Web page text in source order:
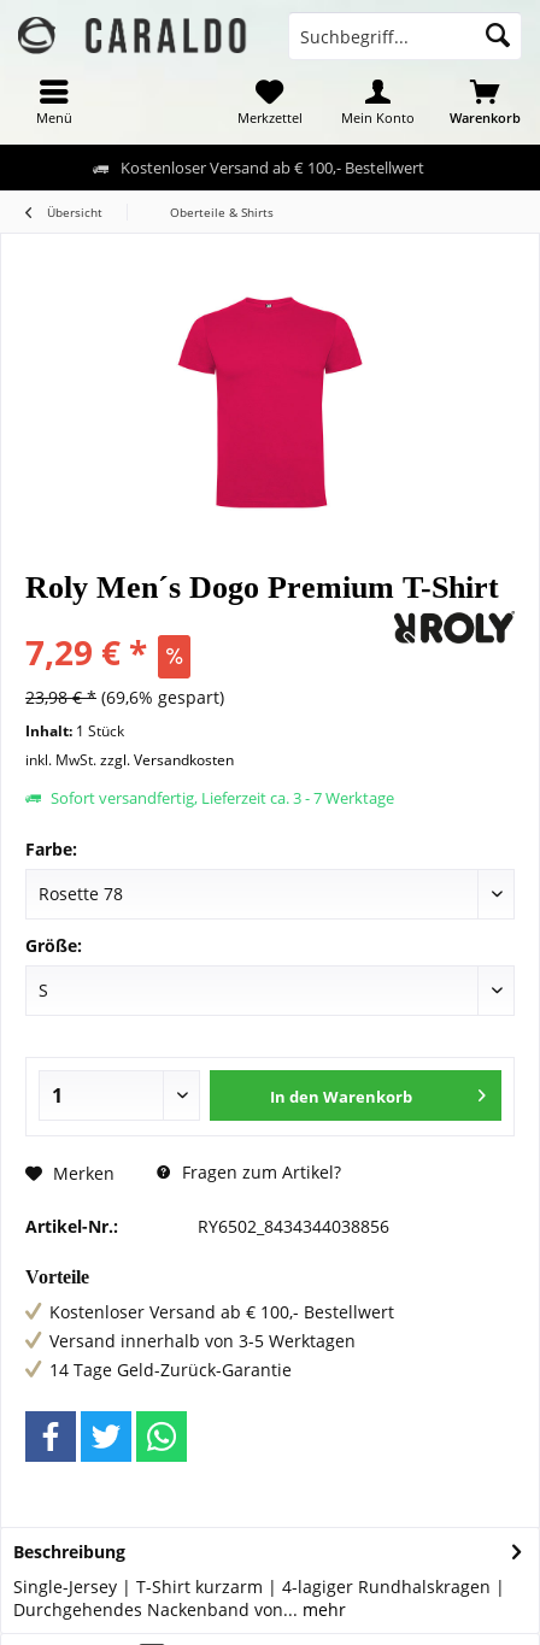
Kostenloser Versand ab € 100,- Bestellwert
Menü Warenkorb
Merkzettel Mein Konto
Übersicht Oberteile & Shirts
Roly Men´s Dogo Premium T-Shirt
7,29 € *
23,98 € * (69,6% gespart)
Inhalt: 1 Stück
inkl. MwSt.zzgl. Versandkosten
Sofort versandfertig, Lieferzeit ca. 3 - 7 Werktage
Farbe:
Größe:
In den Warenkorb
Merken Fragen zum Artikel?
Artikel-Nr.: RY6502_8434344038856
Vorteile
Kostenloser Versand ab € 100,- Bestellwert
Versand innerhalb von 3-5 Werktagen
14 Tage Geld-Zurück-Garantie
Beschreibung
Single-Jersey | T-Shirt kurzarm | 4-lagiger Rundhalskragen |
Durchgehendes Nackenband von... mehr